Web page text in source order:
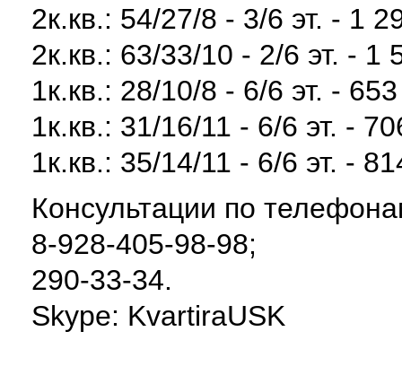
2к.кв.: 54/27/8 - 3/6 эт. - 1
2к.кв.: 63/33/10 - 2/6 эт. - 1
1к.кв.: 28/10/8 - 6/6 эт. -
1к.кв.: 31/16/11 - 6/6 эт. -
1к.кв.: 35/14/11 - 6/6 эт. -
Консультации по
8-928-405-98-98;
290-33-34.
Skype: KvartiraUSK